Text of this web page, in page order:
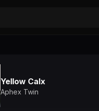
Yellow Calx
Aphex Twin